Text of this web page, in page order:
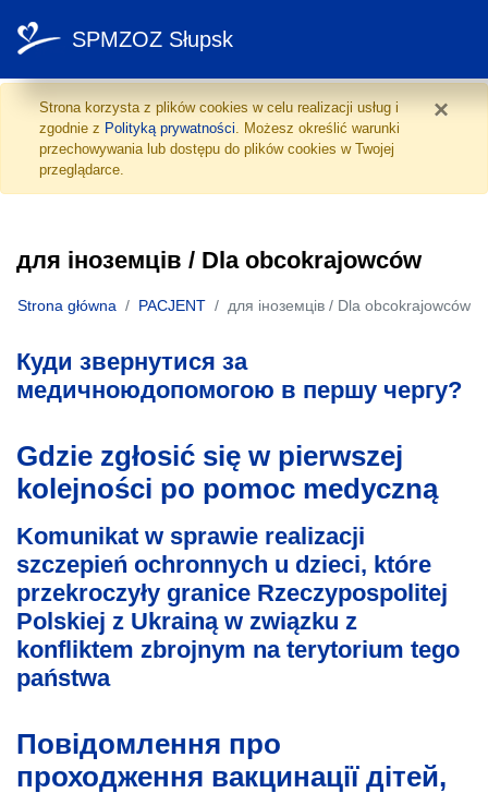
для іноземців / Dla ×
Strona korzysta z plików cookies w celu realizacji usług i
zgodnie z Polityką prywatności. Możesz określić warunki
przechowywania lub dostępu do plików cookies w Twojej
przeglądarce.
SPMZOZ Słupsk
для іноземців / Dla obcokrajowców
Strona główna PACJENT для іноземців / Dla obcokrajowców
Куди звернутися за
медичноюдопомогою в першу чергу?
Gdzie zgłosić się w pierwszej
kolejności po pomoc medyczną
Komunikat w sprawie realizacji
szczepień ochronnych u dzieci, które
przekroczyły granice Rzeczypospolitej
Polskiej z Ukrainą w związku z
konfliktem zbrojnym na terytorium tego
państwa
Повідомлення про
проходження вакцинації дітей,